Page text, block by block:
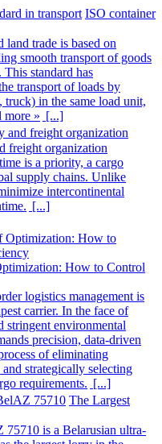
ISO container
land trade is based on
smooth transport of goods
standard has
transport of loads by
truck) in the same load unit,
more » [...]
freight organization
is a priority, a cargo
supply chains. Unlike
intercontinental
[...]
How to Control
logistics management is
carrier. In the face of
stringent environmental
precision, data-driven
of eliminating
strategically selecting
requirements. [...]
The Largest
75710 is a Belarusian ultra-